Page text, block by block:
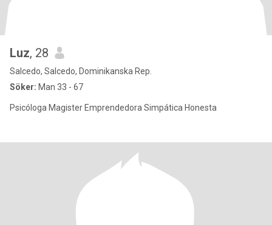
Luz, 28
Salcedo, Salcedo, Dominikanska Rep.
Söker: Man 33 - 67
Psicóloga Magister Emprendedora Simpática Honesta